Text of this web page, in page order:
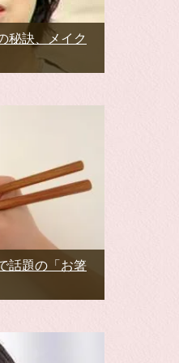
秘訣、メイク
話題の「お箸